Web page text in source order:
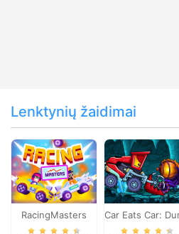
Lenktynių žaidimai
RacingMasters Car Eats Car: